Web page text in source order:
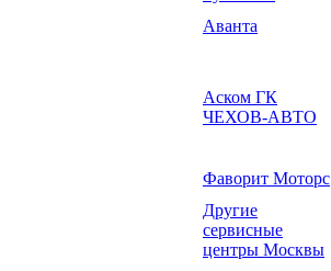
Аванта
Аском ГК
ЧЕХОВ-АВТО
Фаворит Моторс
Другие
сервисные
центры Москвы